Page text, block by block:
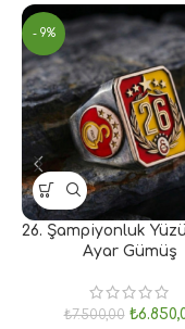
- 9%
26. Şampiyonluk
Ayar Gümüş
₺7.500,00 ₺